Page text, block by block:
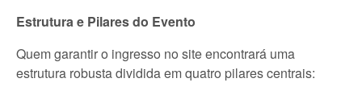
Estrutura e Pilares do Evento
Quem garantir o ingresso no site encontrará uma
estrutura robusta dividida em quatro pilares centrais: